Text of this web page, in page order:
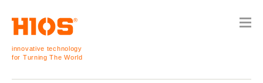
innovative technology
for Turning The World